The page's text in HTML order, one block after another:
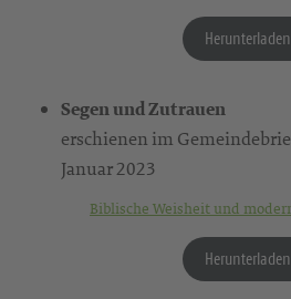
Herunterladen
Segen und Zutrauen
erschienen im
Januar 2023
Biblische Weisheit und
Herunterladen